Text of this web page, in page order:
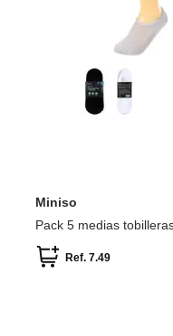
Miniso
Pack 5 medias
Ref.7.49